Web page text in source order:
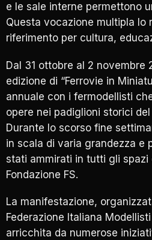
e le sale interne permettono
Questa vocazione multipla lo
riferimento per cultura,
Dal 31 ottobre al 2 novembre
edizione di “Ferrovie in
annuale con i fermodellisti
opere nei padiglioni storici del
Durante lo scorso fine
in scala di varia grandezza e
stati ammirati in tutti gli spazi
Fondazione FS.
La manifestazione,
Federazione Italiana
arricchita da numerose